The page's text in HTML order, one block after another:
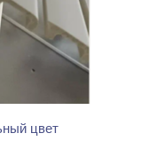
цвет